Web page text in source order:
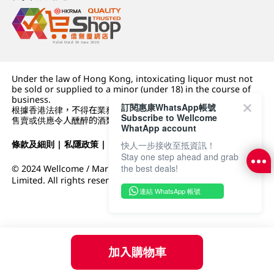
加入購物車
Under the law of Hong Kong, intoxicating liquor must not
be sold or supplied to a minor (under 18) in the course of
business.
根據香港法律，不得在業務過程中，向未成年人 (18 歲以下人士)
售賣或供應令人醺醉的酒類。
條款及細則 |私隱政策 | DFI零售集團
© 2024 Wellcome / Market Place. The Dairy Farm Company
Limited. All rights reserved.
訂閱惠康WhatsApp帳號
Subscribe to Wellcome
WhatApp account
快人一步接收至抵資訊！
Stay one step ahead and grab
the best deals!
連結 WhatsApp 帳號